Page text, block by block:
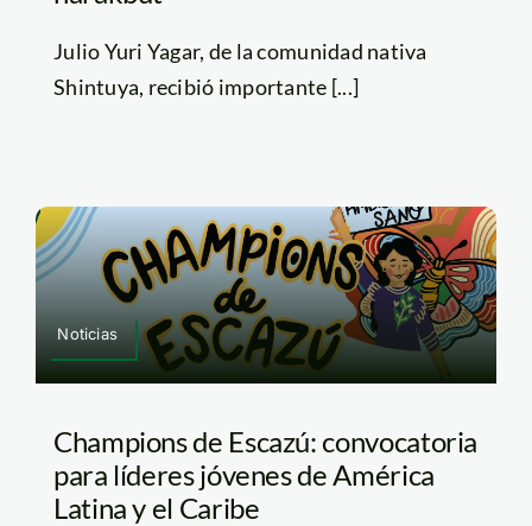
Julio Yuri Yagar, de la comunidad nativa
Shintuya, recibió importante [...]
Noticias
Champions de Escazú: convocatoria
para líderes jóvenes de América
Latina y el Caribe